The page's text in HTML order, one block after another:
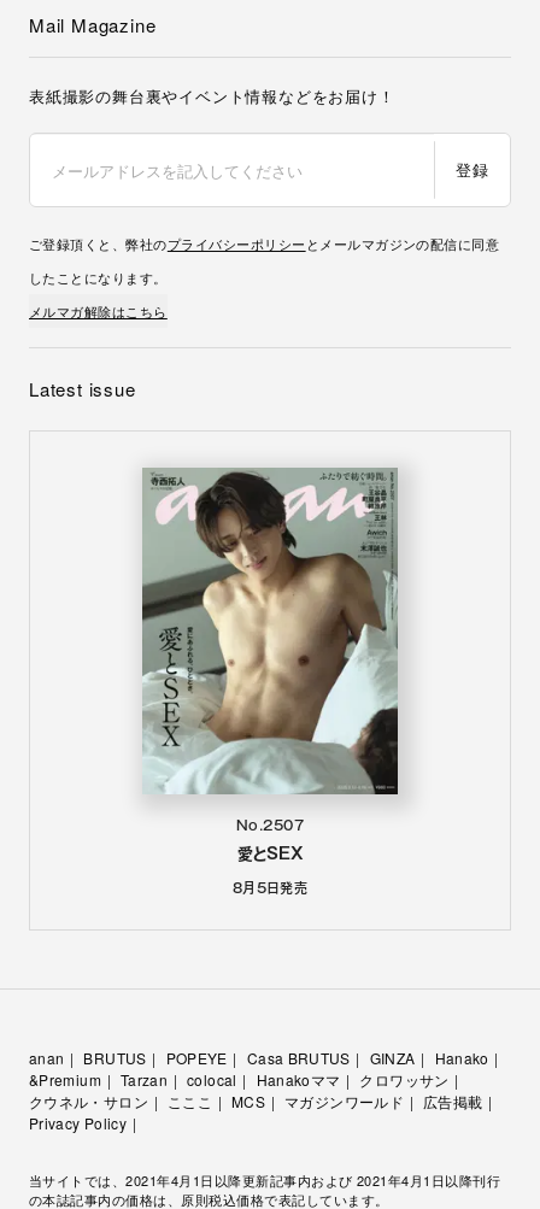
Mail Magazine
表紙撮影の舞台裏やイベント情報などをお届け！
登録
ご登録頂くと、弊社のプライバシーポリシー とメールマガジンの配信に同意
したことになります。
メルマガ解除はこちら
Latest issue
No.2507
愛とSEX
8月5日発売
anan BRUTUS POPEYE Casa BRUTUS GINZA
Hanako
&Premium
Tarzan colocal Hanakoママ
クロワッサン
クウネル・サロン
こここ MCS マガジンワールド
広告掲載
Privacy Policy
当サイトでは、2021年4月1日以降更新記事内および 2021年4月1日以降刊行
の本誌記事内の価格は、原則税込価格で表記しています。